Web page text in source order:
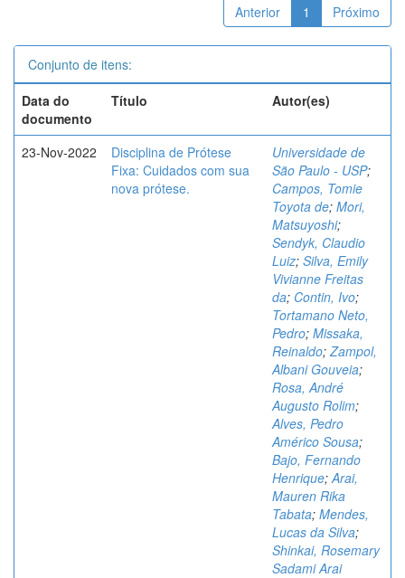
Anterior 1 Próximo
Conjunto de itens:
Data do
documento
Título Autor(es)
23-Nov-2022
Disciplina de Prótese
Fixa: Cuidados com sua
nova prótese.
Universidade de
São Paulo - USP;
Campos, Tomie
Toyota de; Mori,
Matsuyoshi;
Sendyk, Claudio
Luiz; Silva, Emily
Vivianne Freitas
da; Contin, Ivo;
Tortamano Neto,
Pedro; Missaka,
Reinaldo;Zampol,
Albani Gouveia;
Rosa, André
Augusto Rolim;
Alves, Pedro
Américo Sousa;
Bajo, Fernando
Henrique;Arai,
Mauren Rika
Tabata; Mendes,
Lucas da Silva;
Shinkai, Rosemary
Sadami Arai